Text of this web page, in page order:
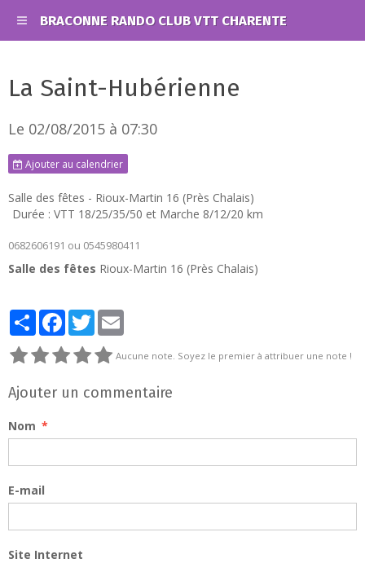
BRACONNE RANDO CLUB VTT CHARENTE
La Saint-Hubérienne
Le 02/08/2015 à 07:30
Ajouter au calendrier
Salle des fêtes - Rioux-Martin 16 (Près Chalais)
Durée : VTT 18/25/35/50 et Marche 8/12/20 km
0682606191 ou 0545980411
Salle des fêtes Rioux-Martin 16 (Près Chalais)
PartagerFacebook
Twitter
Aucune note. Soyez le premier à attribuer une note !
Ajouter un commentaire
Nom
E-mail
Site Internet